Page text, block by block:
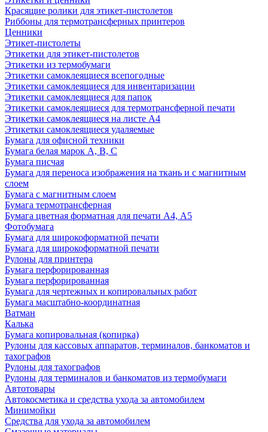
Красящие ролики для этикет-пистолетов
Риббоны для термотрансферных принтеров
Ценники
Этикет-пистолеты
Этикетки для этикет-пистолетов
Этикетки из термобумаги
Этикетки самоклеящиеся всепогодные
Этикетки самоклеящиеся для инвентаризации
Этикетки самоклеящиеся для папок
Этикетки самоклеящиеся для термотрансферной печати
Этикетки самоклеящиеся на листе А4
Этикетки самоклеящиеся удаляемые
Бумага для офисной техники
Бумага белая марок А, В, С
Бумага писчая
Бумага для переноса изображения на ткань и с магнитным
слоем
Бумага с магнитным слоем
Бумага термотрансферная
Бумага цветная форматная для печати А4, А5
Фотобумага
Бумага для широкоформатной печати
Бумага для широкоформатной печати
Рулоны для принтера
Бумага перфорированная
Бумага перфорированная
Бумага для чертежных и копировальных работ
Бумага масштабно-координатная
Ватман
Калька
Бумага копировальная (копирка)
Рулоны для кассовых аппаратов, терминалов, банкоматов и
тахографов
Рулоны для тахографов
Рулоны для терминалов и банкоматов из термобумаги
Автотовары
Автокосметика и средства ухода за автомобилем
Минимойки
Средства для ухода за автомобилем